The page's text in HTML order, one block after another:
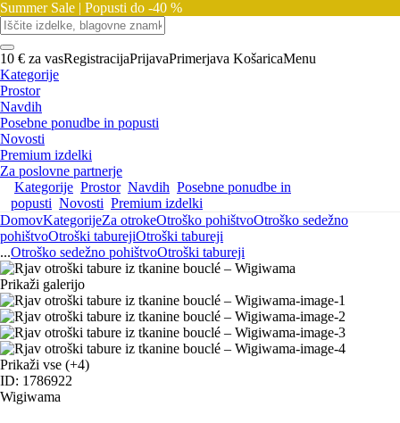
Summer Sale | Popusti do -40 %
10 € za vasRegistracijaPrijavaPrimerjava KošaricaMenu
Kategorije
Prostor
Navdih
Posebne ponudbe in popusti
Novosti
Premium izdelki
Za poslovne partnerje
Kategorije Prostor Navdih Posebne ponudbe in
popusti Novosti Premium izdelki
DomovKategorijeZa otrokeOtroško pohištvoOtroško sedežno
pohištvoOtroški taburejiOtroški tabureji
...Otroško sedežno pohištvoOtroški tabureji
Prikaži galerijo
Prikaži vse (+4)
ID: 1786922
Wigiwama